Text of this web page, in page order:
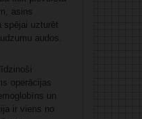
asins
spējai uzturēt
audos.
operācijas
un
ir viens no